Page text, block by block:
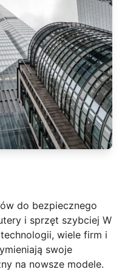
do bezpiecznego
i sprzęt szybciej W
wiele firm i
swoje
na nowsze modele.